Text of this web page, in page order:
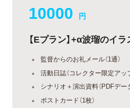
10000 円
【Eプラン】+α波瑠のイ
監督からのお礼メール（1通）
活動日誌（コレクター限定アッ
シナリオ＋演出資料（PDFデー
ポストカード（1枚）